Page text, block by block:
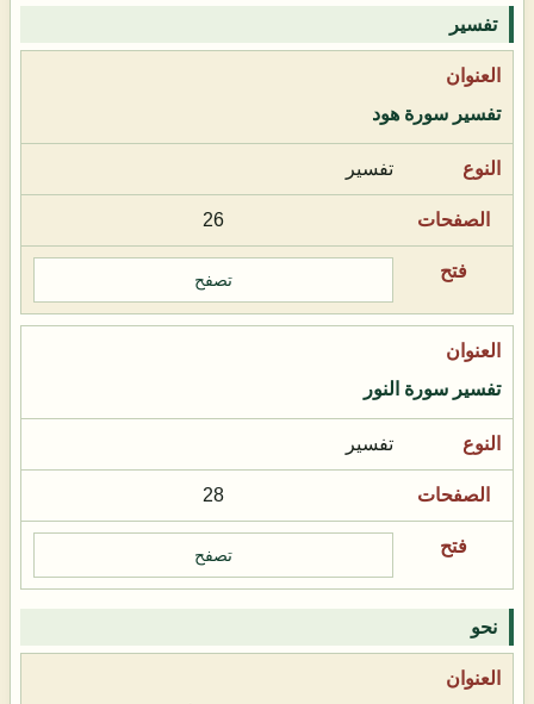
تفسير
تفسير سورة هود
تفسير
26
تصفح
تفسير سورة النور
تفسير
28
تصفح
نحو